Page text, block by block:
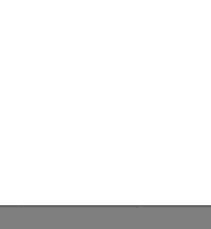
Plana de l'Om,